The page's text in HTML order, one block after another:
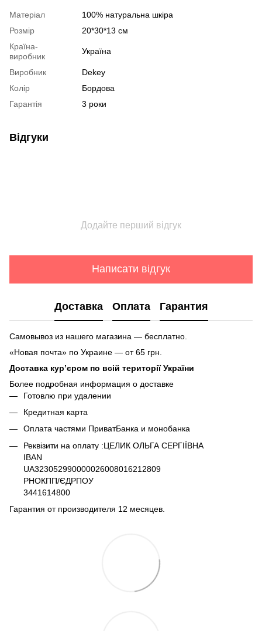
Матеріал
100% натуральна шкіра
Розмір
20*30*13 см
Країна-
виробник
Україна
Виробник
Dekey
Колір
Бордова
Гарантія
3 роки
Відгуки
Додайте перший відгук
Написати відгук
Доставка Оплата Гарантия
Самовывоз из нашего магазина — бесплатно.
«Новая почта» по Украине — от 65 грн.
Доставка кур’єром по всій території України
Более подробная информация о доставке
Готовлю при удалении
Кредитная карта
Оплата частями ПриватБанка и монобанка
Реквізити на оплату :ЦЕЛИК ОЛЬГА СЕРГІЇВНА
IBAN
UA323052990000026008016212809
РНОКПП/ЄДРПОУ
3441614800
Гарантия от производителя 12 месяцев.